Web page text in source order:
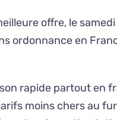
offre, le
ordonnance en
rapide partout en
moins chers au